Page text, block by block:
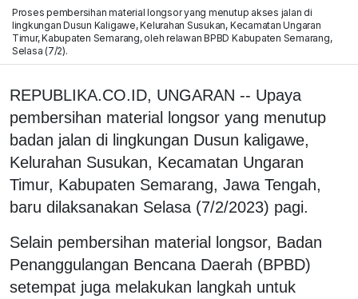
Proses pembersihan material longsor yang menutup akses jalan di
lingkungan Dusun Kaligawe, Kelurahan Susukan, Kecamatan Ungaran
Timur, Kabupaten Semarang, oleh relawan BPBD Kabupaten Semarang,
Selasa (7/2).
REPUBLIKA.CO.ID, UNGARAN -- Upaya
pembersihan material longsor yang menutup
badan jalan di lingkungan Dusun kaligawe,
Kelurahan Susukan, Kecamatan Ungaran
Timur, Kabupaten Semarang, Jawa Tengah,
baru dilaksanakan Selasa (7/2/2023) pagi.
Selain pembersihan material longsor, Badan
Penanggulangan Bencana Daerah (BPBD)
setempat juga melakukan langkah untuk